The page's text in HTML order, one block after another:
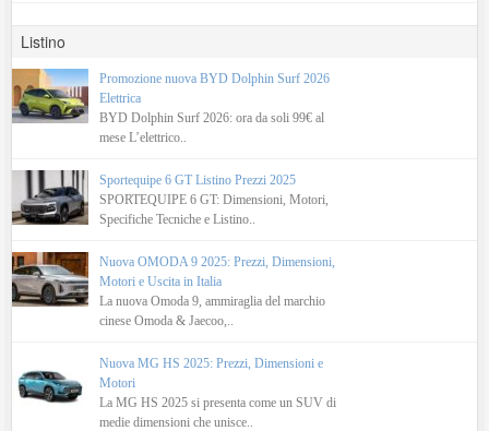
Listino
Promozione nuova BYD Dolphin Surf 2026
Elettrica
BYD Dolphin Surf 2026: ora da soli 99€ al
mese L’elettrico..
Sportequipe 6 GT Listino Prezzi 2025
SPORTEQUIPE 6 GT: Dimensioni, Motori,
Specifiche Tecniche e Listino..
Nuova OMODA 9 2025: Prezzi, Dimensioni,
Motori e Uscita in Italia
La nuova Omoda 9, ammiraglia del marchio
cinese Omoda & Jaecoo,..
Nuova MG HS 2025: Prezzi, Dimensioni e
Motori
La MG HS 2025 si presenta come un SUV di
medie dimensioni che unisce..